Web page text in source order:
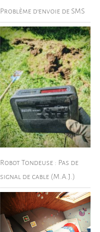
Problème d’envoie de SMS
Robot Tondeuse : Pas de
signal de cable (M.A.J.)